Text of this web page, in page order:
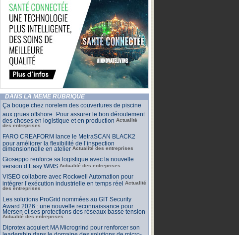
DANS LA MÊME RUBRIQUE
Ça bouge chez norelem des couvertures de piscine
aux grues offshore Pour assurer le bon déroulement
des choses en logistique et en production Actualité
des entreprises
FARO CREAFORM lance le MetraSCAN BLACK2
pour améliorer la flexibilité de l’inspection
dimensionnelle en atelier Actualité des entreprises
Gioseppo renforce sa logistique avec la nouvelle
version d’Easy WMS Actualité des entreprises
VISEO collabore avec Rockwell Automation pour
intégrer l’exécution industrielle en temps réel Actualité
des entreprises
Les solutions ProGrid nommées au GIT Security
Award 2026 : une nouvelle reconnaissance pour
Mersen et ses protections des réseaux basse tension
Actualité des entreprises
Diprotex acquiert MA Microgrind pour renforcer son
leadership dans le domaine des solutions de micro-